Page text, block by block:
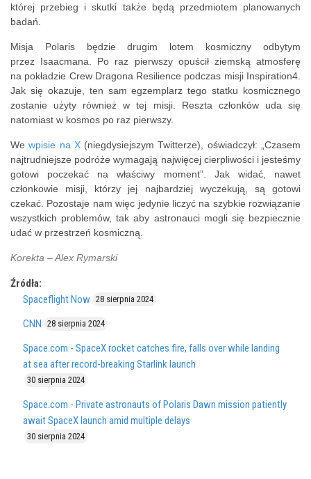
której przebieg i skutki także będą przedmiotem planowanych
badań.
Misja Polaris będzie drugim lotem kosmiczny odbytym
przez Isaacmana. Po raz pierwszy opuścił ziemską atmosferę
na pokładzie Crew Dragona Resilience podczas misji Inspiration4.
Jak się okazuje, ten sam egzemplarz tego statku kosmicznego
zostanie użyty również w tej misji. Reszta członków uda się
natomiast w kosmos po raz pierwszy.
Wewpisie na X(niegdysiejszym Twitterze), oświadczył: „Czasem
najtrudniejsze podróże wymagają najwięcej cierpliwości i jesteśmy
gotowi poczekać na właściwy moment”. Jak widać, nawet
członkowie misji, którzy jej najbardziej wyczekują, są gotowi
czekać. Pozostaje nam więc jedynie liczyć na szybkie rozwiązanie
wszystkich problemów, tak aby astronauci mogli się bezpiecznie
udać w przestrzeń kosmiczną.
Korekta – Alex Rymarski
Źródła:
Spaceflight Now 28 sierpnia 2024
CNN 28 sierpnia 2024
Space.com - SpaceX rocket catches fire, falls over while landing
at sea after record-breaking Starlink launch
30 sierpnia 2024
Space.com - Private astronauts of Polaris Dawn mission patiently
await SpaceX launch amid multiple delays
30 sierpnia 2024